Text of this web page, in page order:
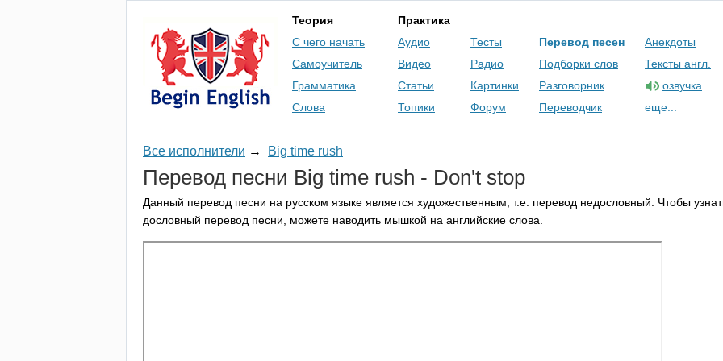
Теория
С чего начать
Самоучитель
Грамматика
Слова
Практика
Аудио
Видео
Статьи
Топики
Тесты
Радио
Картинки
Форум
Перевод песен
Подборки слов
Разговорник
Переводчик
Анекдоты
Тексты англ.
озвучка
еще...
Все исполнители → Big time rush
Перевод песни Big time rush - Don't stop
Данный перевод песни на русском языке является художественным, т.е. перевод недословный. Чтобы
дословный перевод песни, можете наводить мышкой на английские слова.